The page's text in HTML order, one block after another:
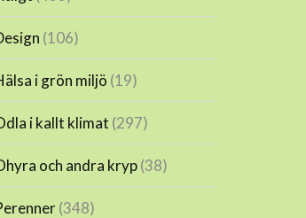
(106)
i grön miljö (19)
i kallt klimat (297)
och andra kryp(38)
(348)